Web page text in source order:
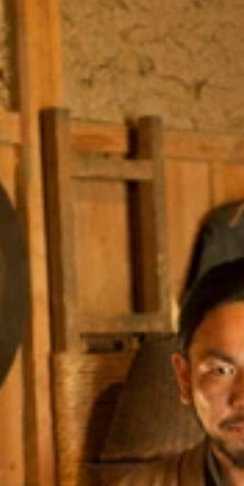
氏（右）
れた江戸部屋
）んでいる八百比丘尼堂
として祀った